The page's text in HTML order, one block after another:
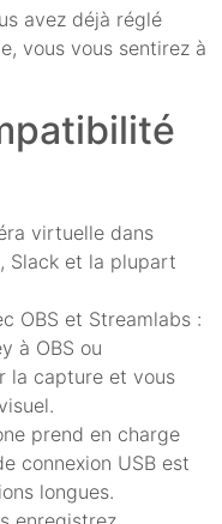
avez déjà réglé
vous vous sentirez à
virtuelle dans
Slack et la plupart
OBS et Streamlabs :
à OBS ou
la capture et vous
prend en charge
connexion USB est
longues.